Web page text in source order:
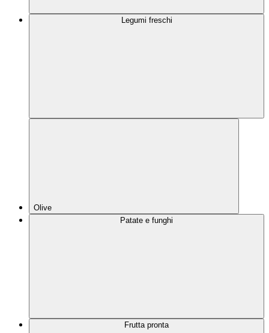
Legumi freschi
Olive
Patate e funghi
Frutta pronta